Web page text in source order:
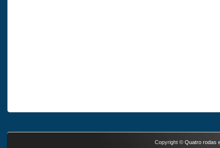
Copyright © Quatro rodas